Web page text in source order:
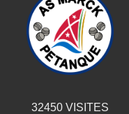
32450VISITES